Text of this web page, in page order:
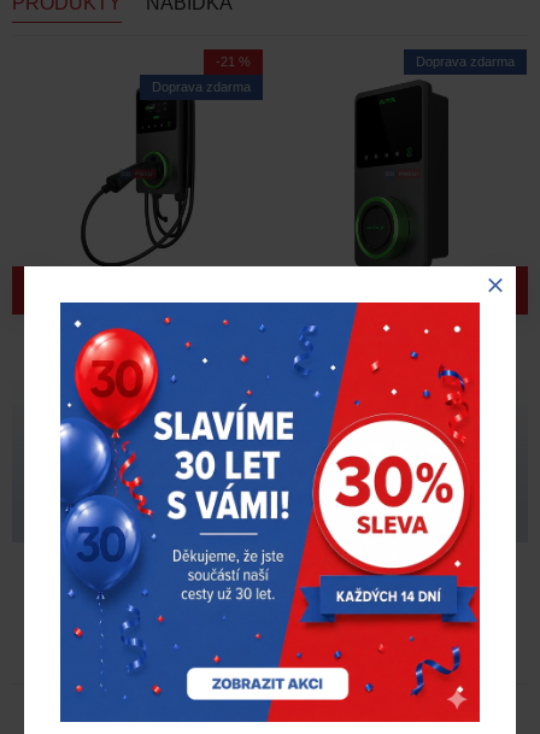
Doprava zdarma
-21 %
Nabíječka elektromobilů
Autel Maxicharger AC
WALLBOX 22 KW 3x32A
4G LED tmavě šedá +
kabel
28 990,00 Kč
22 990,00 Kč bez DPH
Doprava zdarma
Nabíječka elektromobilů
Autel Maxicharger AC
WALLBOX 7 KW 1x32A
tmavě šedá
16 990,00 Kč bez DPH
RECENZE
NAPSAT RECENZI